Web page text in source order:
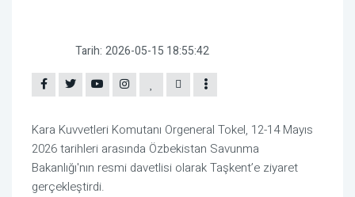
Tarih: 2026-05-15 18:55:42
Kara Kuvvetleri Komutanı Orgeneral Tokel, 12-14 Mayıs
2026 tarihleri arasında Özbekistan Savunma
Bakanlığı'nın resmi davetlisi olarak Taşkent’e ziyaret
gerçekleştirdi.